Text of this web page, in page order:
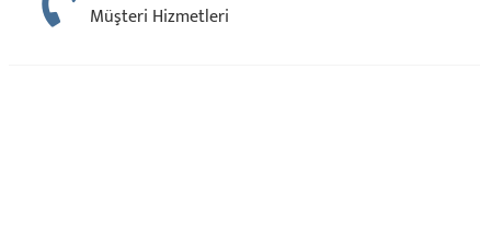
Müşteri Hizmetleri